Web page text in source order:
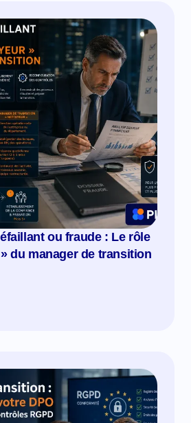
ou fraude : Le rôle
du manager de transition